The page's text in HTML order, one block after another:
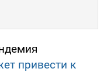
привести к